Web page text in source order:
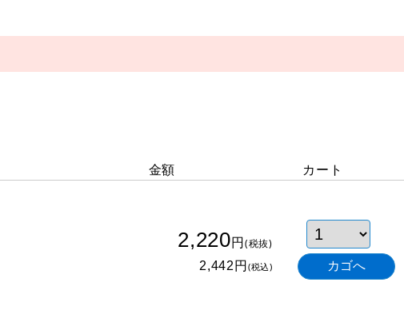
金額 カート
2,220円(税抜)
2,442円(税込)